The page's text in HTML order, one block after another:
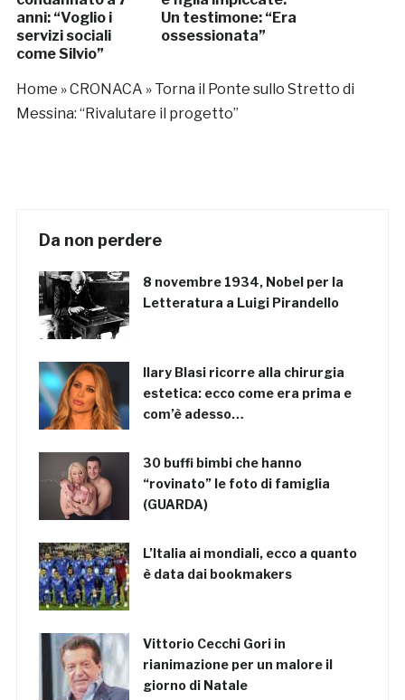
anni: “Voglio i
servizi sociali
come Silvio”
Un testimone: “Era
ossessionata”
Home »CRONACA » Torna il Ponte sullo Stretto di
Messina: “Rivalutare il progetto”
Da non perdere
8 novembre 1934, Nobel per la
Letteratura a Luigi Pirandello
Ilary Blasi ricorre alla chirurgia
estetica: ecco come era prima e
com’è adesso…
30 buffi bimbi che hanno
“rovinato” le foto di famiglia
(GUARDA)
L’Italia ai mondiali, ecco a quanto
è data dai bookmakers
Vittorio Cecchi Gori in
rianimazione per un malore il
giorno di Natale